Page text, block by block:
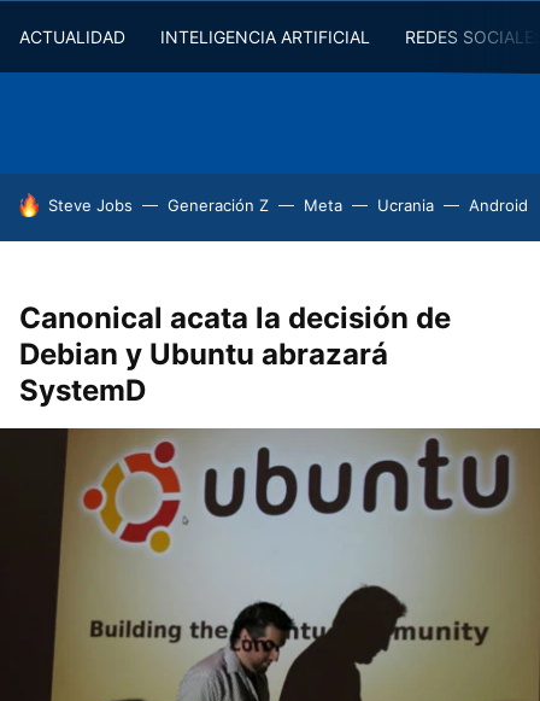
ACTUALIDAD INTELIGENCIA ARTIFICIAL REDES
HOY SE HABLA DE
Steve Jobs Generación Z Meta Ucrania Android
Canonical acata la decisión de
Debian y Ubuntu abrazará
SystemD